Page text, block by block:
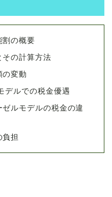
割の概要
その計算方法
の変動
デルでの税金優遇
ルモデルの税金の違
担